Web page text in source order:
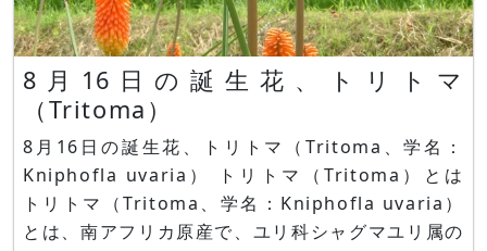
8月16日の誕生花、トリトマ
（Tritoma）
8月16日の誕生花、トリトマ（Tritoma、学名：
Kniphofla uvaria） トリトマ（Tritoma）とは
トリトマ（Tritoma、学名：Kniphofla uvaria）
とは、南アフリカ原産で、ユリ科シャグマユリ属の